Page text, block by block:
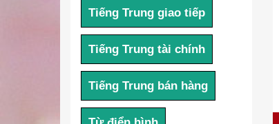
Tiếng Trung giao tiếp
Tiếng Trung tài chính
Tiếng Trung bán hàng